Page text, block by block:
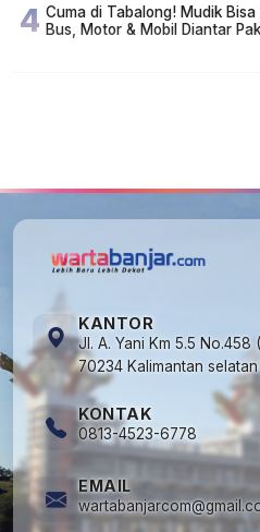
4 Cuma di Tabalong! Mudik
Bus, Motor & Mobil Diantar
KANTOR
Jl. A. Yani Km 5.5 No.458
70234 Kalimantan selatan
KONTAK
0813-4523-6778
EMAIL